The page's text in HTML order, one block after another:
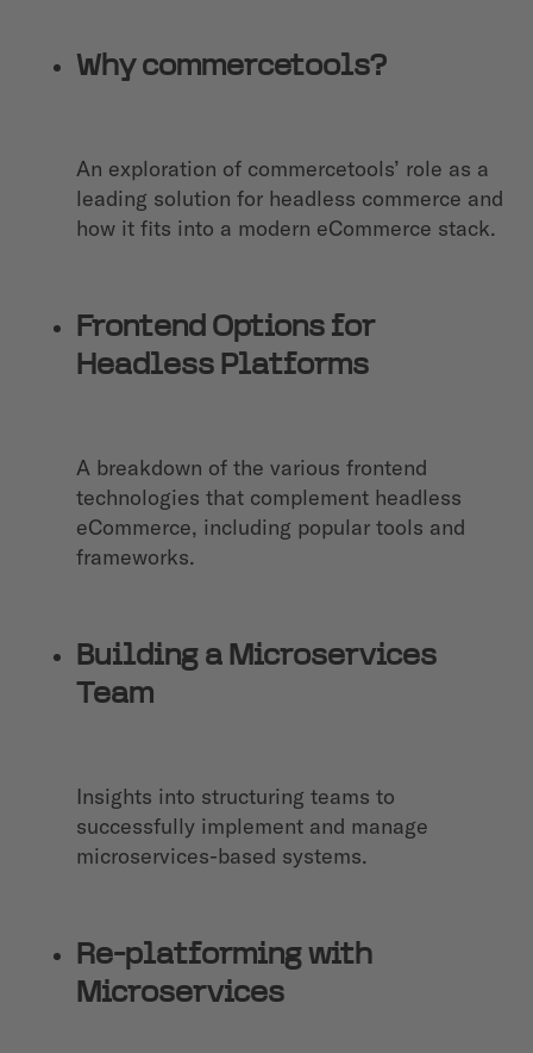
Why commercetools?
An exploration of commercetools’ role as a
leading solution for headless commerce and
how it fits into a modern eCommerce stack.
Frontend Options for
Headless Platforms
A breakdown of the various frontend
technologies that complement headless
eCommerce, including popular tools and
frameworks.
Building a Microservices
Team
Insights into structuring teams to
successfully implement and manage
microservices-based systems.
Re-platforming with
Microservices